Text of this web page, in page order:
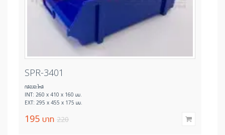
SPR-3401
กล่องอะไหล่
INT: 260 x 410 x 160 มม.
EXT: 295 x 455 x 175 มม.
195 บาท 220